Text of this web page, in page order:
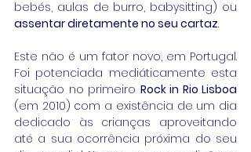
assentar diretamente no seu cartaz.
Este não é um fator novo, em Portugal.
Foi potenciada mediáticamente esta
situação no primeiro Rock in Rio Lisboa
(em 2010) com a existência de um dia
dedicado às crianças aproveitando
até a sua ocorrência próxima do seu